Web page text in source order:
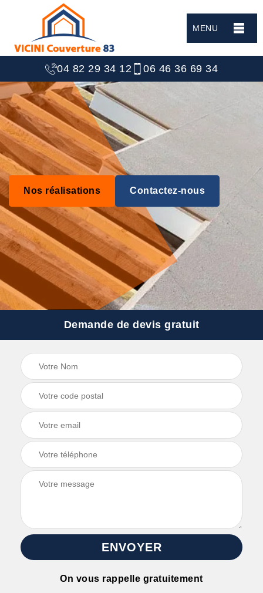
MENU
04 82 29 34 12 06 46 36 69 34
Nos réalisations Contactez-nous
Demande de devis gratuit
On vous rappelle gratuitement